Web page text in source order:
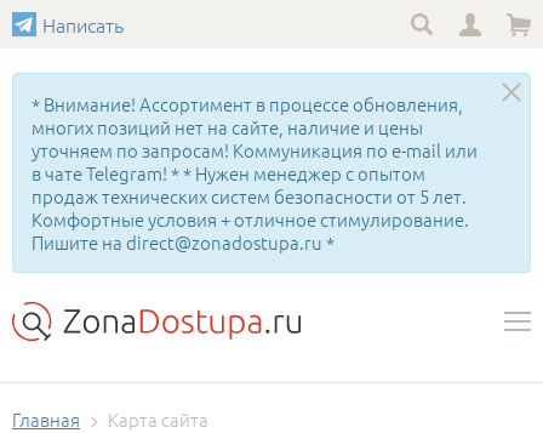
Написать
* Внимание! Ассортимент в процессе обновления,
многих позиций нет на сайте, наличие и цены
уточняем по запросам! Коммуникация по e-mail или
в чате Telegram! * * Нужен менеджер с опытом
продаж технических систем безопасности от 5 лет.
Комфортные условия + отличное стимулирование.
Пишите на direct@zonadostupa.ru *
Главная Карта сайта